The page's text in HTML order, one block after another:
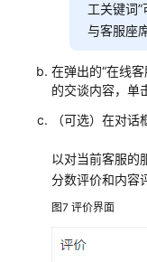
工关键词”
与客服座
在弹出的“在线
的交谈内容，单
（可选）在对话
以对当前客服的
分数评价和内容
图7 评价界面